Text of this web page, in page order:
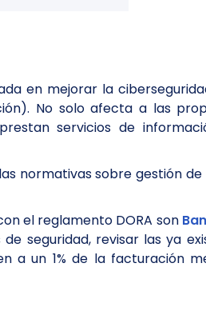
en mejorar la
No solo afecta a las
servicios de
normativas sobre gestión de
el reglamento DORA son
seguridad, revisar las ya
a un 1% de la facturación